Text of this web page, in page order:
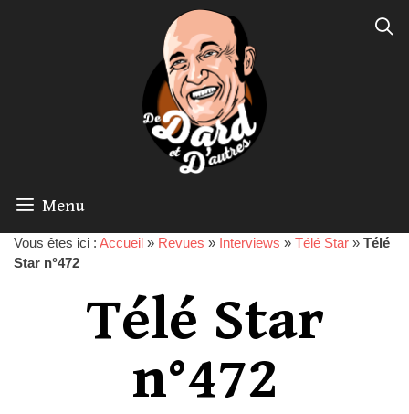
Menu
Vous êtes ici : Accueil » Revues » Interviews » Télé Star » Télé
Star n°472
Télé Star
n°472